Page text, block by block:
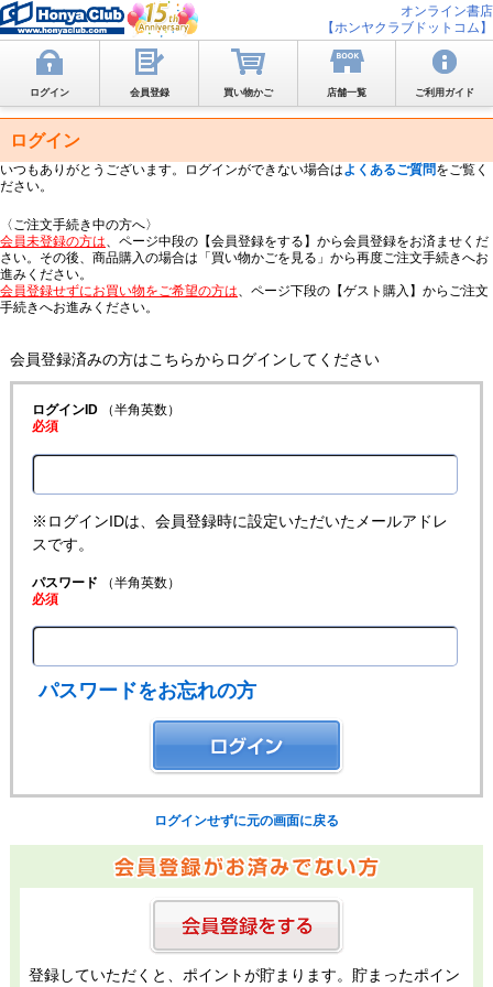
オンライン書店
【ホンヤクラブドットコム】
ログイン 会員登録 買い物かご 店舗一覧 ご利用ガイド
ログイン
いつもありがとうございます。ログインができない場合はよくあるご質問をご覧く
ださい。
〈ご注文手続き中の方へ〉
会員未登録の方は、ページ中段の【会員登録をする】から会員登録をお済ませくだ
さい。その後、商品購入の場合は「買い物かごを見る」から再度ご注文手続きへお
進みください。
会員登録せずにお買い物をご希望の方は、ページ下段の【ゲスト購入】からご注文
手続きへお進みください。
会員登録済みの方はこちらからログインしてください
ログインID（半角英数）
必須
※ログインIDは、会員登録時に設定いただいたメールアドレ
スです。
パスワード （半角英数）
必須
パスワードをお忘れの方
ログインせずに元の画面に戻る
登録していただくと、ポイントが貯まります。貯まったポイン